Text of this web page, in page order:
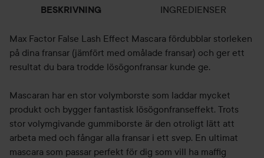
BESKRIVNING INGREDIENSER
Max Factor False Lash Effect Mascara fördubblar storleken
på dina fransar (jämfört med omålade fransar) och ger ett
resultat du bara trodde lösögonfransar kunde ge.
Mascaran har en stor volymborste som laddar mycket
produkt och bygger fantastisk lösögonfranseffekt. Trots
stor volymgivande gummiborste är den otroligt lätt att
arbeta med och fångar alla fransar i ett svep. En ultimat
mascara som passar perfekt för dig som vill ha maffig